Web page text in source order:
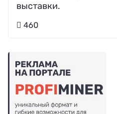
выставки.
460